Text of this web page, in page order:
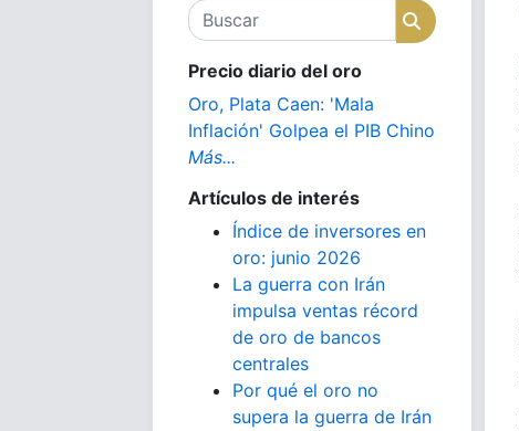
Buscar
Buscar
Precio diario del oro
Oro, Plata Caen: 'Mala
Inflación' Golpea el PIB Chino
Más...
Artículos de interés
Índice de inversores en
oro: junio 2026
La guerra con Irán
impulsa ventas récord
de oro de bancos
centrales
Por qué el oro no
supera la guerra de Irán